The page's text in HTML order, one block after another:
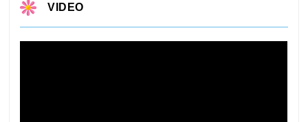
VIDEO